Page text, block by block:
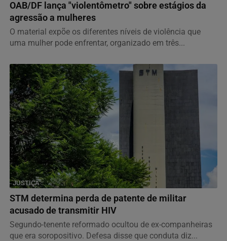
OAB/DF lança "violentômetro" sobre estágios da
agressão a mulheres
O material expõe os diferentes níveis de violência que
uma mulher pode enfrentar, organizado em três...
JUSTIÇA
STM determina perda de patente de militar
acusado de transmitir HIV
Segundo-tenente reformado ocultou de ex-companheiras
que era soropositivo. Defesa disse que conduta diz...